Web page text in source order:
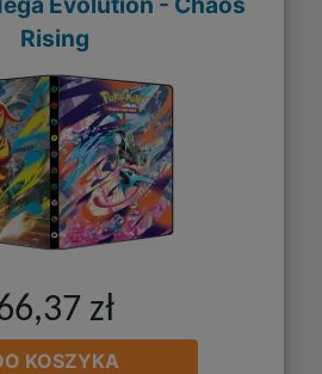
Rising
zł
KOSZYKA